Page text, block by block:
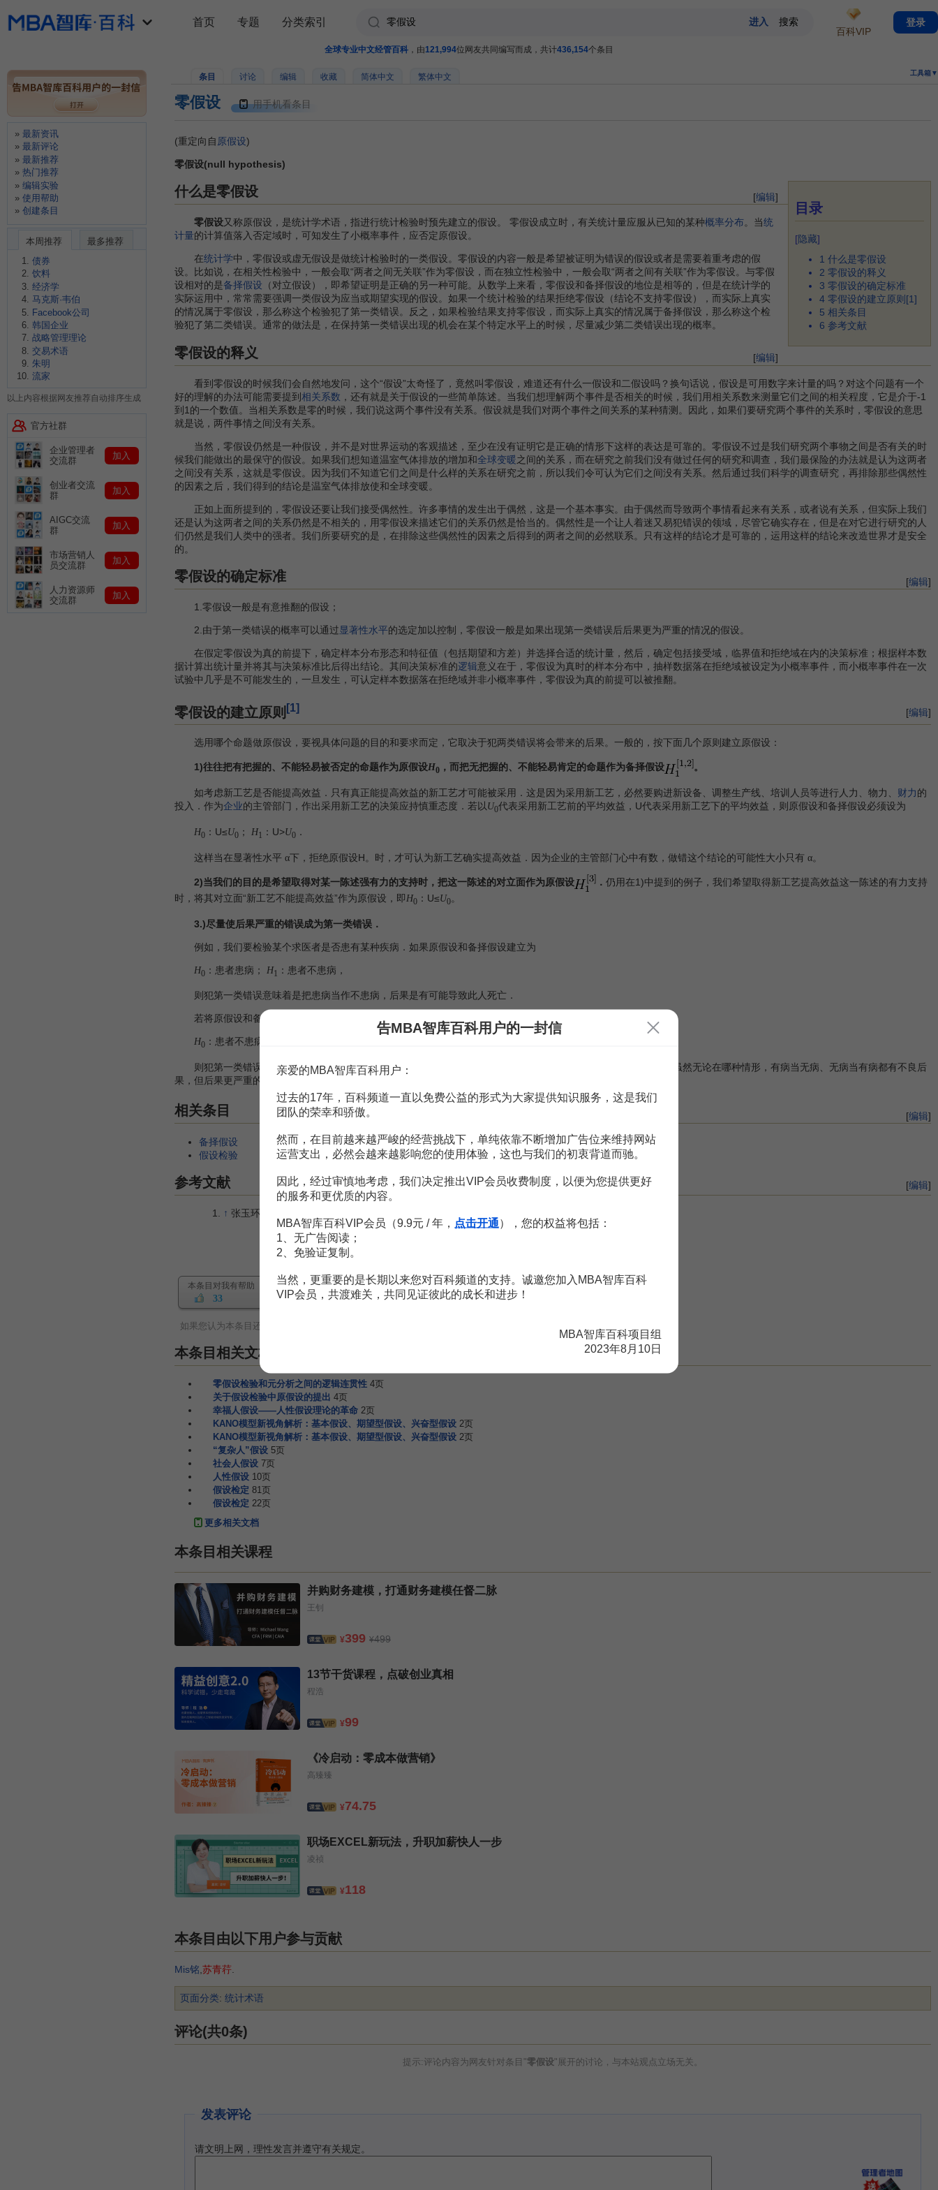
全球专业中文经管百科 ，由121,994位网友共同编写而成，共计436,154个条目
条目 讨论 编辑 收藏 简体中文 繁体中文 工具箱▼
零假设 用手机看条目
(重定向自 原假设)
零假设(null hypothesis)
目录
[隐藏]
1 什么是零假设
2 零假设的释义
3 零假设的确定标准
4 零假设的建立原则[1]
5 相关条目
6 参考文献
[编辑]
什么是零假设
零假设又称原假设，是统计学术语，指进行统计检验时预先建立的假设。 零假设成立时，有关统计量应服从已知的某种概率分布。当统
计量的计算值落入否定域时，可知发生了小概率事件，应否定原假设。
在统计学中，零假设或虚无假设是做统计检验时的一类假设。零假设的内容一般是希望被证明为错误的假设或者是需要着重考虑的假
设。比如说，在相关性检验中，一般会取“两者之间无关联”作为零假设，而在独立性检验中，一般会取“两者之间有关联”作为零假设。与零假
设相对的是备择假设 （对立假设），即希望证明是正确的另一种可能。从数学上来看，零假设和备择假设的地位是相等的，但是在统计学的
实际运用中，常常需要强调一类假设为应当或期望实现的假设。如果一个统计检验的结果拒绝零假设（结论不支持零假设），而实际上真实
的情况属于零假设，那么称这个检验犯了第一类错误。反之，如果检验结果支持零假设，而实际上真实的情况属于备择假设，那么称这个检
验犯了第二类错误。通常的做法是，在保持第一类错误出现的机会在某个特定水平上的时候，尽量减少第二类错误出现的概率。
[编辑]
零假设的释义
看到零假设的时候我们会自然地发问，这个“假设”太奇怪了，竟然叫零假设，难道还有什么一假设和二假设吗？换句话说，假设是可用数字来计量的吗？对这个问题有一个
好的理解的办法可能需要提到 相关系数 ，还有就是关于假设的一些简单陈述。当我们想理解两个事件是否相关的时候，我们用相关系数来测量它们之间的相关程度，它是介于-1
到1的一个数值。当相关系数是零的时候，我们说这两个事件没有关系。假设就是我们对两个事件之间关系的某种猜测。因此，如果们要研究两个事件的关系时，零假设的意思
就是说，两件事情之间没有关系。
当然，零假设仍然是一种假设，并不是对世界运动的客观描述，至少在没有证明它是正确的情形下这样的表达是可靠的。零假设不过是我们研究两个事物之间是否有关的时
候我们能做出的最保守的假设。如果我们想知道温室气体排放的增加和全球变暖之间的关系，而在研究之前我们没有做过任何的研究和调查，我们最保险的办法就是认为这两者
之间没有关系，这就是零假设。因为我们不知道它们之间是什么样的关系在研究之前，所以我们令可认为它们之间没有关系。然后通过我们科学的调查研究，再排除那些偶然性
的因素之后，我们得到的结论是温室气体排放使和全球变暖。
正如上面所提到的，零假设还要让我们接受偶然性。许多事情的发生出于偶然，这是一个基本事实。由于偶然而导致两个事情看起来有关系，或者说有关系，但实际上我们
还是认为这两者之间的关系仍然是不相关的，用零假设来描述它们的关系仍然是恰当的。偶然性是一个让人着迷又易犯错误的领域，尽管它确实存在，但是在对它进行研究的人
们仍然是我们人类中的强者。我们所要研究的是，在排除这些偶然性的因素之后得到的两者之间的必然联系。只有这样的结论才是可靠的，运用这样的结论来改造世界才是安全
的。
[编辑]
零假设的确定标准
1.零假设一般是有意推翻的假设；
2.由于第一类错误的概率可以通过显著性水平的选定加以控制，零假设一般是如果出现第一类错误后后果更为严重的情况的假设。
在假定零假设为真的前提下，确定样本分布形态和特征值（包括期望和方差）并选择合适的统计量，然后，确定包括接受域，临界值和拒绝域在内的决策标准；根据样本数
据计算出统计量并将其与决策标准比后得出结论。其间决策标准的逻辑意义在于，零假设为真时的样本分布中，抽样数据落在拒绝域被设定为小概率事件，而小概率事件在一次
试验中几乎是不可能发生的，一旦发生，可认定样本数据落在拒绝域并非小概率事件，零假设为真的前提可以被推翻。
[编辑]
零假设的建立原则 [1]
选用哪个命题做原假设，要视具体问题的目的和要求而定，它取决于犯两类错误将会带来的后果。一般的，按下面几个原则建立原假设：
1)往往把有把握的、不能轻易被否定的命题作为原假设H0 ，而把无把握的、不能轻易肯定的命题作为备择假设 。
如考虑新工艺是否能提高效益．只有真正能提高效益的新工艺才可能被采用．这是因为采用新工艺，必然要购进新设备、调整生产线、培训人员等进行人力、物力、 财力的
投入．作为企业的主管部门，作出采用新工艺的决策应持慎重态度．若以U0代表采用新工艺前的平均效益，U代表采用新工艺下的平均效益，则原假设和备择假设必须设为
H0 ：U≤U0 ； H1 ：U>U0 ．
这样当在显著性水平 α下，拒绝原假设H。时，才可认为新工艺确实提高效益．因为企业的主管部门心中有数，做错这个结论的可能性大小只有 α。
2)当我们的目的是希望取得对某一陈述强有力的支持时，把这一陈述的对立面作为原假设 ． 仍用在1)中提到的例子，我们希望取得新工艺提高效益这一陈述的有力支持
时，将其对立面“新工艺不能提高效益”作为原假设，即 H0 ：U≤U0。
3.)尽量使后果严重的错误成为第一类错误．
例如，我们要检验某个求医者是否患有某种疾病．如果原假设和备择假设建立为
H0 ：患者患病； H1 ：患者不患病，
则犯第一类错误意味着是把患病当作不患病，后果是有可能导致此人死亡．
若将原假设和备择假设建立为
H0 ：患者不患病；
则犯第一类错误意味着是把不患病当作患病，不仅给此人带来精神上及身体上的痛苦，还会造成
上的浪费．虽然无论在哪种情形，有病当无病、无病当有病都有不良后
果，但后果更严重的是将有病当无病．由于我们所做的检验控制的是犯第一类错误的概率，因此一般设
[编辑]
相关条目
备择假设
假设检验
[编辑]
参考文献
↑ 张玉环.浅谈假设检验中原假设和备择假设的建立(A).大学数学.2012,28(2):
本条目对我有帮助
33 赏 MBA智库APP
如果您认为本条目还有待完善，需要补充新内容或修改错误内容，请
本条目相关文档
零假设检验和元分析之间的逻辑连贯性 4页
关于假设检验中原假设的提出 4页
幸福人假设——人性假设理论的革命 2页
KANO模型新视角解析：基本假设、期望型假设、兴奋型假设 2页
KANO模型新视角解析：基本假设、期望型假设、兴奋型假设 2页
“复杂人”假设 5页
社会人假设 7页
人性假设 10页
假设检定 81页
假设检定 22页
更多相关文档
本条目相关课程
并购财务建模，打通财务建模任督二脉
王钊
¥399 ¥499
13节干货课程，点破创业真相
程浩
¥99
《冷启动：零成本做营销》
高臻臻
¥74.75
职场EXCEL新玩法，升职加薪快人一步
凌祯
¥118
本条目由以下用户参与贡献
Mis铭,苏青荇.
页面分类: 统计术语
评论(共0条)
提示:评论内容为网友针对条目"零假设"展开的讨论，与本站观点立场无关。
发表评论
请文明上网，理性发言并遵守有关规定。
首页 专题 分类索引
百科VIP
登录
最新资讯
最新评论
最新推荐
热门推荐
编辑实验
使用帮助
创建条目
本周推荐
最多推荐
债券
饮料
经济学
马克斯·韦伯
Facebook公司
韩国企业
战略管理理论
交易术语
朱明
流家
以上内容根据网友推荐自动排序生成
官方社群
企业管理者
交流群
加入
创业者交流
群
加入
AIGC交流
群
加入
市场营销人
员交流群
加入
人力资源师
交流群
加入
告MBA智库百科用户的一封信
亲爱的MBA智库百科用户：
过去的17年，百科频道一直以免费公益的形式为大家提供知识服务，这是我们
团队的荣幸和骄傲。
然而，在目前越来越严峻的经营挑战下，单纯依靠不断增加广告位来维持网站
运营支出，必然会越来越影响您的使用体验，这也与我们的初衷背道而驰。
因此，经过审慎地考虑，我们决定推出VIP会员收费制度，以便为您提供更好
的服务和更优质的内容。
MBA智库百科VIP会员（9.9元 / 年， 点击开通），您的权益将包括：
1、无广告阅读；
2、免验证复制。
当然，更重要的是长期以来您对百科频道的支持。诚邀您加入MBA智库百科
VIP会员，共渡难关，共同见证彼此的成长和进步！
MBA智库百科项目组
2023年8月10日